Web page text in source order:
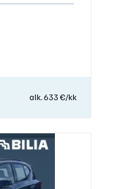
alk. 633 €/kk